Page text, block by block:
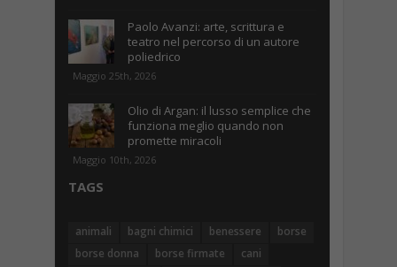
Paolo Avanzi: arte, scrittura e
teatro nel percorso di un autore
poliedrico
Maggio 25th, 2026
Olio di Argan: il lusso semplice che
funziona meglio quando non
promette miracoli
Maggio 10th, 2026
TAGS
animali bagni chimici benessere
borse
borse donna
borse firmate
cani